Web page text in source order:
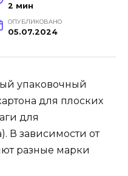
2 мин
ОПУБЛИКОВАНО
05.07.2024
упаковочный
для плоских
для
В зависимости от
разные марки